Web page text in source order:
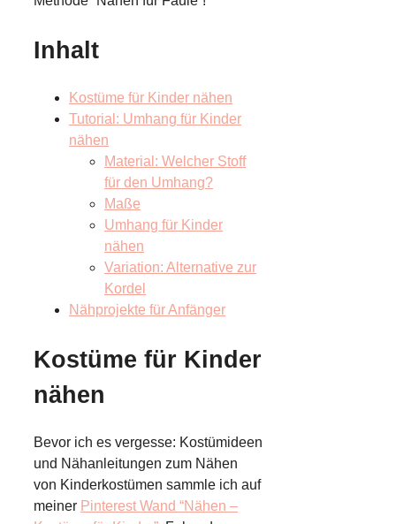
Inhalt
Kostüme für Kinder nähen
Tutorial: Umhang für Kinder
nähen
Material: Welcher Stoff
für den Umhang?
Maße
Umhang für Kinder
nähen
Variation: Alternative zur
Kordel
Nähprojekte für Anfänger
Kostüme für Kinder
nähen
Bevor ich es vergesse: Kostümideen
und Nähanleitungen zum Nähen
von Kinderkostümen sammle ich auf
meiner Pinterest Wand “Nähen –